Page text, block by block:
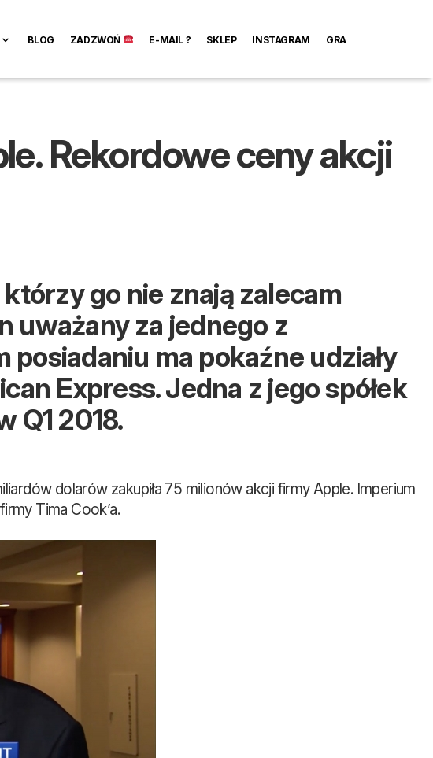
BLOG ZADZWOŃ E-MAIL ? SKLEP INSTAGRAM GRA
Rekordowe ceny akcji
go nie znają zalecam
uważany za jednego z
ma pokaźne udziały
Express. Jedna z jego spółek
Q1 2018.
dolarów zakupiła 75 milionów akcji firmy Apple. Imperium
Tima Cook’a.